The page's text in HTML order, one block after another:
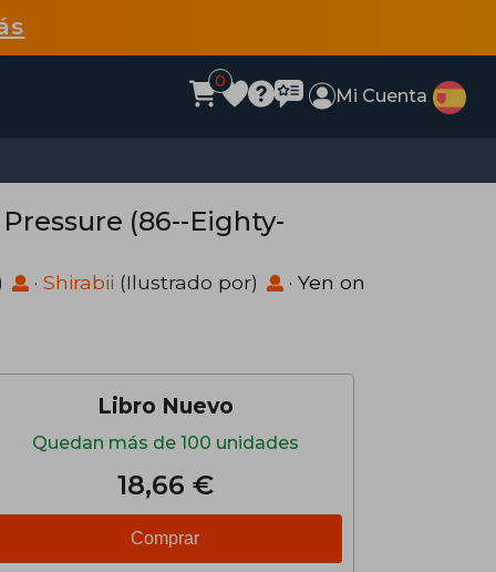
0
Mi Cuenta
(86--Eighty-
· Shirabii (Ilustrado por) · Yen on
Libro Nuevo
Quedan más de 100 unidades
18,66 €
Comprar